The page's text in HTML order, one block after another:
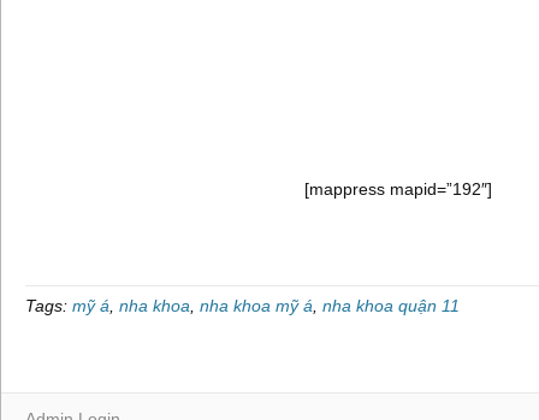
[mappress mapid=”192″]
Tags: mỹ á nha khoa nha khoa mỹ á nha khoa quận 11